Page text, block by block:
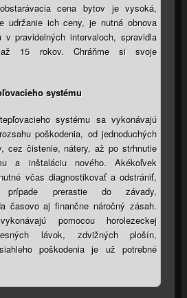
cena bytov je vysoká,
udržanie ich ceny, je nutná obnova
v pravidelných intervaloch, spravidla
15 rokov. Chráňme si svoje
systému
systému sa vykonávajú
poškodenia, od jednoduchých
cez čistenie, nátery, až po strhnutie
a inštaláciu nového. Akékoľvek
včas diagnostikovať a odstrániť,
prerastie do závady,
časovo aj finančne náročný zásah.
pomocou horolezeckej
lávok, zdvižných plošín,
poškodenia je už potrebné